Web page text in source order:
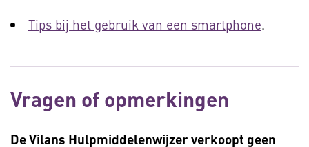
Tips bij het gebruik van een smartphone.
Vragen of opmerkingen
De Vilans Hulpmiddelenwijzer verkoopt geen